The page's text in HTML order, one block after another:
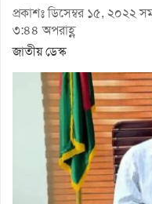
প্রকাশঃ ডিসেম্বর ১৫, ২০২২
৩:৪৪ অপরাহ্ণ
জাতীয় ডেস্ক